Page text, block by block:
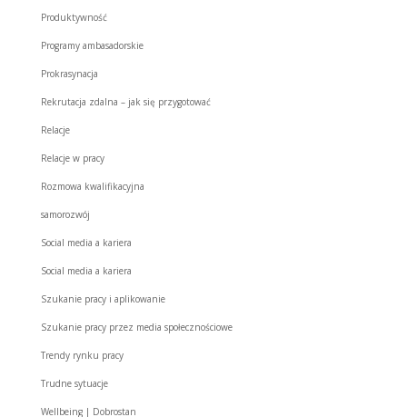
Produktywność
Programy ambasadorskie
Prokrasynacja
Rekrutacja zdalna – jak się przygotować
Relacje
Relacje w pracy
Rozmowa kwalifikacyjna
samorozwój
Social media a kariera
Social media a kariera
Szukanie pracy i aplikowanie
Szukanie pracy przez media społecznościowe
Trendy rynku pracy
Trudne sytuacje
Wellbeing | Dobrostan